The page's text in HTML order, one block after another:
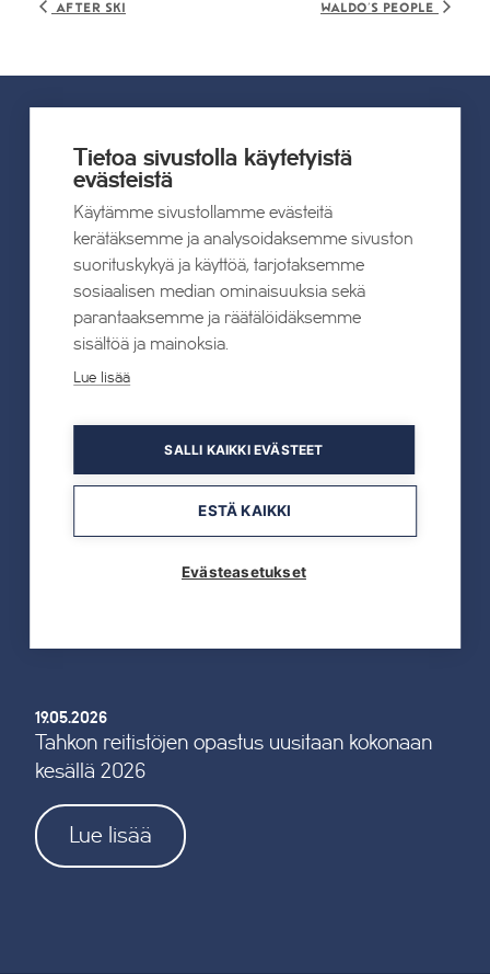
After ski Waldo´s People
UUTISET
Kaikki uutiset
22.07.2026
Tahkon Talviteatterissa nauretaan
suomalaiselle arjelle
TAHKOcom palkittiin Vuoden Digiyrityksenä
19.05.2026
Tahkon reitistöjen opastus uusitaan kokonaan
kesällä 2026
Lue lisää
Tietoa sivustolla käytetyistä
evästeistä
Käytämme sivustollamme evästeitä
kerätäksemme ja analysoidaksemme sivuston
suorituskykyä ja käyttöä, tarjotaksemme
sosiaalisen median ominaisuuksia sekä
parantaaksemme ja räätälöidäksemme
sisältöä ja mainoksia.
Lue lisää
SALLI KAIKKI EVÄSTEET
ESTÄ KAIKKI
Evästeasetukset